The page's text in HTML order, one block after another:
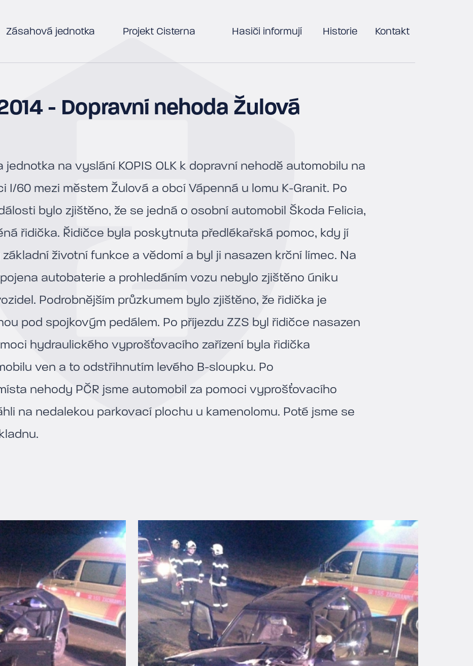
Zásahová jednotka Projekt Cisterna Hasiči informují Historie Kontakt
- Dopravní nehoda Žulová
jednotka na vyslání KOPIS OLK k dopravní nehodě automobilu na
I/60 mezi městem Žulová a obcí Vápenná u lomu K-Granit. Po
bylo zjištěno, že se jedná o osobní automobil Škoda Felicia,
řidička. Řidičce byla poskytnuta předlékařská pomoc, kdy jí
životní funkce a vědomí a byl ji nasazen krční límec. Na
autobaterie a prohledáním vozu nebylo zjištěno úniku
Podrobnějším průzkumem bylo zjištěno, že řidička je
pod spojkovým pedálem. Po příjezdu ZZS byl řidičce nasazen
hydraulického vyprošťovacího zařízení byla řidička
ven a to odstřihnutím levého B-sloupku. Po
nehody PČR jsme automobil za pomoci vyprošťovacího
na nedalekou parkovací plochu u kamenolomu. Poté jsme se